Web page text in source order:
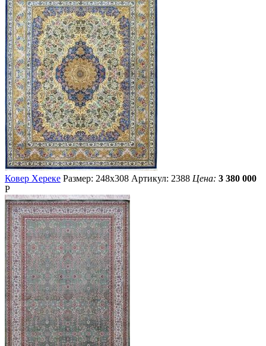
Ковер Хереке Размер: 248х308 Артикул: 2388 Цена: 3 380 000
Р